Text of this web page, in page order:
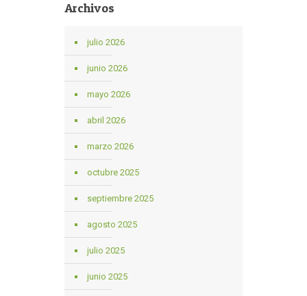
Archivos
julio 2026
junio 2026
mayo 2026
abril 2026
marzo 2026
octubre 2025
septiembre 2025
agosto 2025
julio 2025
junio 2025